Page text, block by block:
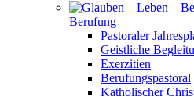
Berufung
Pastoraler
Geistliche
Exerzitien
Berufungspastoral
Katholischer